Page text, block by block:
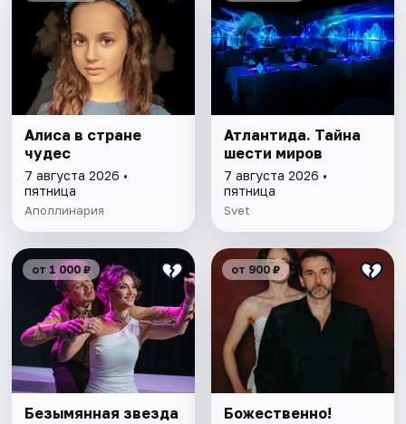
Алиса в стране
чудес
7 августа 2026 •
пятница
Аполлинария
Атлантида. Тайна
шести миров
7 августа 2026 •
пятница
Svet
от 1 000 ₽
Безымянная звезда
от 900 ₽
Божественно!